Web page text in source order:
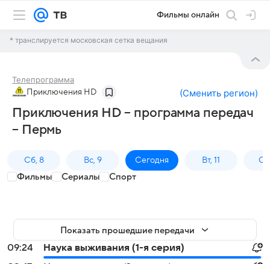
Фильмы онлайн
* транслируется московская сетка вещания
Телепрограмма
Приключения HD (Сменить регион)
Приключения HD – программа передач
– Пермь
Сб, 8 Вс, 9 Сегодня Вт, 11
Фильмы Сериалы Спорт
Показать прошедшие передачи
09:24
Наука выживания (1-я серия)